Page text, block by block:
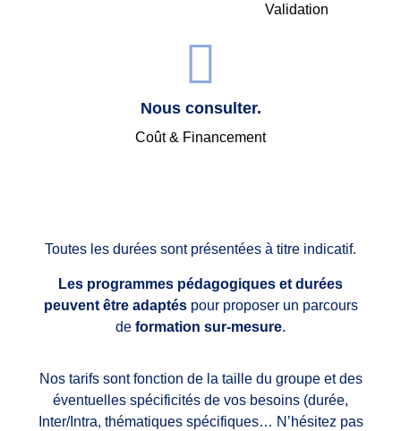
Validation
Nous consulter.
Coût & Financement
Toutes les durées sont présentées à titre indicatif.
Les programmes pédagogiques et durées
peuvent être adaptéspour proposer un parcours
de formation sur-mesure.
Nos tarifs sont fonction de la taille du groupe et des
éventuelles spécificités de vos besoins (durée,
Inter/Intra, thématiques spécifiques… N’hésitez pas